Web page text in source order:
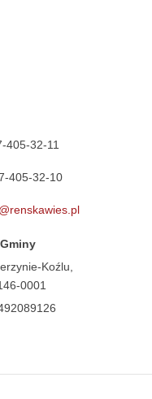
405-32-11
405-32-10
Koźlu,
0001